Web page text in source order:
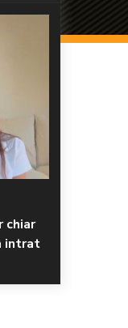
chiar
intrat